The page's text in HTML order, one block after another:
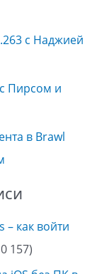
с Наджией
Пирсом и
в Brawl
– как войти
157)